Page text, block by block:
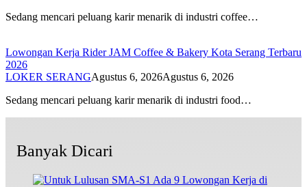
Sedang mencari peluang karir menarik di industri coffee…
Lowongan Kerja Rider JAM Coffee & Bakery Kota Serang Terbaru
2026
LOKER SERANGAgustus 6, 2026Agustus 6, 2026
Sedang mencari peluang karir menarik di industri food…
Banyak Dicari